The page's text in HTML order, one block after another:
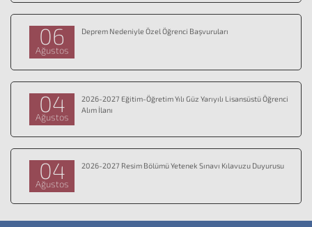
06
Ağustos
Deprem Nedeniyle Özel Öğrenci Başvuruları
04
Ağustos
2026-2027 Eğitim-Öğretim Yılı Güz Yarıyılı Lisansüstü Öğrenci
Alım İlanı
04
Ağustos
2026-2027 Resim Bölümü Yetenek Sınavı Kılavuzu Duyurusu